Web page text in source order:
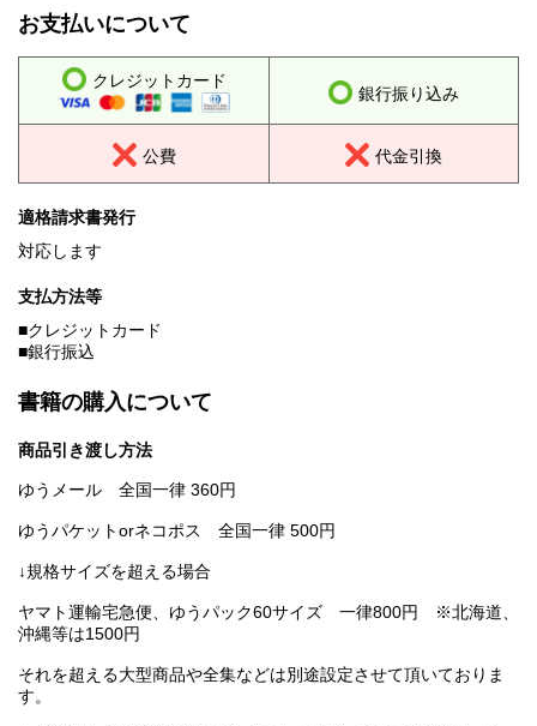
お支払いについて
クレジットカード
銀行振り込み
公費 代金引換
適格請求書発行
対応します
支払方法等
■クレジットカード
■銀行振込
書籍の購入について
商品引き渡し方法
ゆうメール 全国一律 360円
ゆうパケットorネコポス 全国一律 500円
↓規格サイズを超える場合
ヤマト運輸宅急便、ゆうパック60サイズ 一律800円 ※北海道、
沖縄等は1500円
それを超える大型商品や全集などは別途設定させて頂いておりま
す。